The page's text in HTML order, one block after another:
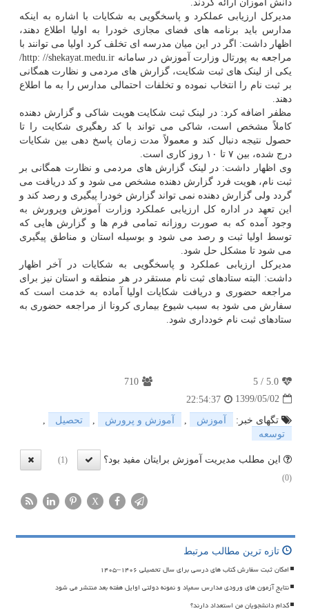
دانش آموزان ارائه کردند.
مدیرکل ارزیابی عملکرد و پاسخگویی به شکایات با اشاره به اینکه
مدارس باید برنامه های فضای مجازی خودرا به اولیا اطلاع دهند،
اظهار داشت: اگر در این میان مدرسه ای تخلف کرد اولیا می توانند با
مراجعه به پورتال وزارت آموزش در سامانه http: //shekayat.medu.ir/
یکی از لینک های ثبت شکایت، گزارش های مردمی و نظارت همگانی
بر ثبت نام را انتخاب نموده و تخلفات احتمالی مدارس را به ما اطلاع
دهند.
مظفر اضافه کرد: در لینک ثبت شکایت هویت شاکی و گزارش دهنده
کاملاً مشخص است، شاکی می تواند با کد رهگیری شکایت را تا
حصول نتیجه دنبال کند و معمولاً مدت زمان پاسخ دهی بین شکایات
درج شده، بین ۷ تا ۱۰ روز کاری است.
وی اظهار داشت: در لینک گزارش های مردمی و نظارت همگانی بر
ثبت نام، هویت فرد گزارش دهنده مشخص می شود و کد دریافت می
گردد ولی گزارش دهنده نمی تواند گزارش خودرا پیگیری و رصد کند و
این تعهد در اداره کل ارزیابی عملکرد وزارت آموزش وپرورش به
وجود آمده که به صورت روزانه تمامی فرم ها و گزارش هایی که
توسط اولیا ثبت و رصد می شود و بوسیله استان و مناطق پیگیری
می شود تا مشکل حل شود.
مدیرکل ارزیابی عملکرد و پاسخگویی به شکایات در آخر اظهار
داشت: البته ستادهای ثبت نام مستقر در هر منطقه و استان نیز برای
مراجعه حضوری و دریافت شکایات اولیا آماده به خدمت است که
سفارش می شود به سبب شیوع بیماری کرونا از مراجعه حضوری به
ستادهای ثبت نام خودداری شود.
5.0
/
5
710
1399/05/02
22:54:37
تگهای خبر:
آموزش , آموزش و پرورش , تحصیل
,
توسعه
این مطلب مدیریت آموزش برایتان مفید بود؟
(1)
(0)
X
تازه ترین مطالب مرتبط
امکان ثبت سفارش کتاب های درسی برای سال تحصیلی ۱۴۰۶–۱۴۰۵
نتایج آزمون های ورودی مدارس سمپاد و نمونه دولتی اوایل هفته بعد منتشر می شود
کدام دانشجویان من استعداد دارند؟